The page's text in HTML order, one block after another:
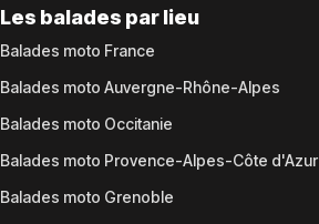
Les balades par lieu
Balades moto France
Balades moto Auvergne-Rhône-Alpes
Balades moto Occitanie
Balades moto Provence-Alpes-Côte d'Azur
Balades moto Grenoble